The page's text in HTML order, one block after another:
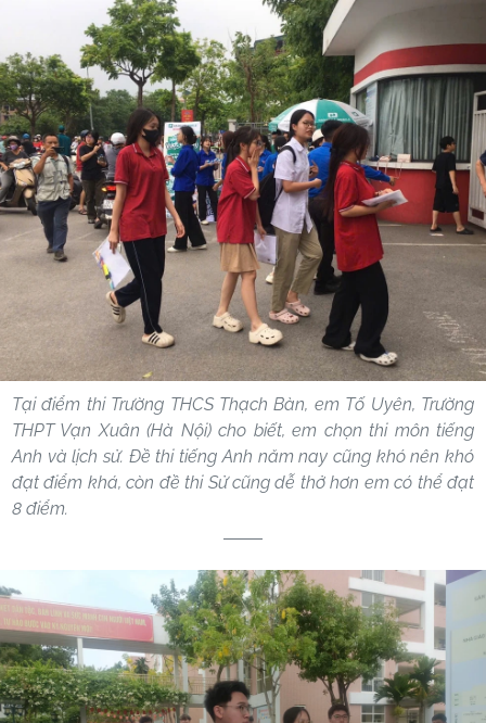
Tại điểm thi Trường THCS Thạch Bàn, em Tố Uyên, Trường
THPT Vạn Xuân (Hà Nội) cho biết, em chọn thi môn tiếng
Anh và lịch sử. Đề thi tiếng Anh năm nay cũng khó nên khó
đạt điểm khá, còn đề thi Sử cũng dễ thở hơn em có thể đạt
8 điểm.